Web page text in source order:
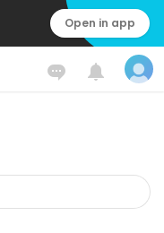
Open in app